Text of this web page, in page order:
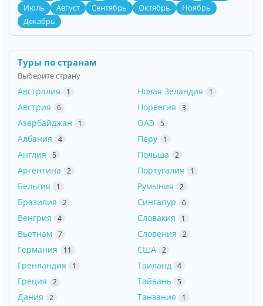
Июль
Август Сентябрь Октябрь
Ноябрь
Декабрь
Туры по странам
Выберите страну
Австралия 1
Австрия 6
Азербайджан 1
Албания 4
Англия 5
Аргентина 2
Бельгия 1
Бразилия 2
Венгрия 4
Вьетнам 7
Германия 11
Гренландия 1
Греция 2
Дания 2
Новая Зеландия 1
Норвегия 3
ОАЭ 5
Перу 1
Польша 2
Португалия 1
Румыния 2
Сингапур 6
Словакия 1
Словения 2
США 2
Таиланд 4
Тайвань 5
Танзания 1